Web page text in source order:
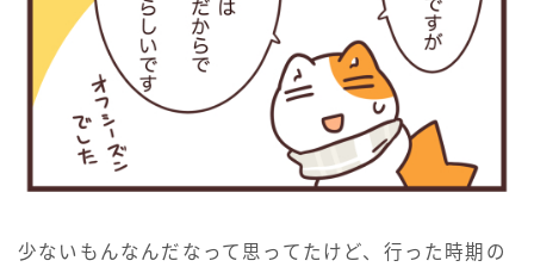
少ないもんなんだなって思ってたけど、行った時期の